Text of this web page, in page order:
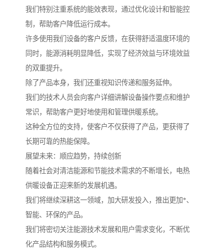
我们特别注重系统的能效表现，通过优化设计和智能控
制，帮助客户降低运行成本。
许多使用我们设备的客户反馈，在获得舒适温度环境的
同时，能源消耗明显降低，实现了经济效益与环境效益
的双重提升。
除了产品本身，我们还重视知识传递和服务延伸。
我们的技术人员会向客户详细讲解设备操作要点和维护
常识，帮助客户更好地使用和管理供暖系统。
这种全方位的支持，使客户不仅获得了产品，更获得了
长期可靠的热能保障。
展望未来：顺应趋势，持续创新
随着社会对清洁能源和节能技术需求的不断增长，电热
供暖设备正迎来新的发展机遇。
我们将继续深耕这一领域，加大研发投入，推出更加*、
智能、环保的产品。
我们将密切关注能源技术发展和用户需求变化，不断优
化产品结构和服务模式。